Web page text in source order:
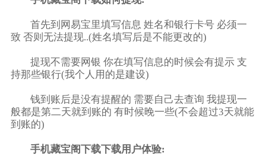
首先到网易宝里填写信息 姓名和银行卡号 必须一
致 否则无法提现..(姓名填写后是不能更改的)
提现不需要网银 你在填写信息的时候会有提示 支
持那些银行(我个人用的是建设)
钱到账后是没有提醒的 需要自己去查询 我提现一
般都是第二天就到账的 有时候晚一些(不会超过3天就能
到账的)
手机藏宝阁下载下载用户体验: